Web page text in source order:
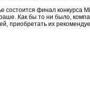
состоится финал конкурса
Как бы то ни было,
приобретать их